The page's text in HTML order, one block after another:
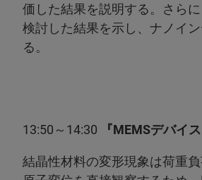
価した結果を説明する。さら
検討した結果を示し、ナノイ
る。
金沢大学 理
准教授 古
13:50～14:30 『MEMSデバイ
結晶性材料の変形現象は荷重